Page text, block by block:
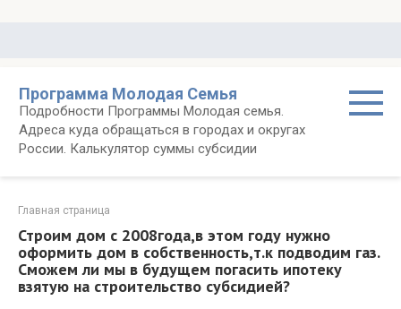
Программа Молодая Семья
Подробности Программы Молодая семья.
Адреса куда обращаться в городах и округах
России. Калькулятор суммы субсидии
Главная страница
Строим дом с 2008года,в этом году нужно
оформить дом в собственность,т.к подводим газ.
Сможем ли мы в будущем погасить ипотеку
взятую на строительство субсидией?